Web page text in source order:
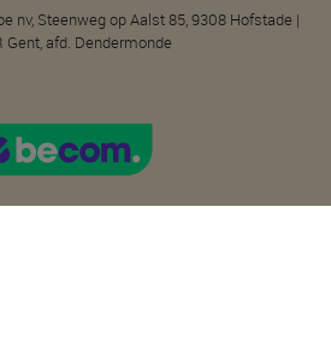
nv, Steenweg op Aalst 85, 9308 Hofstade |
Gent, afd. Dendermonde